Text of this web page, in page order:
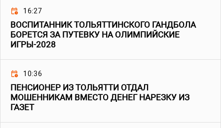
16:27
ВОСПИТАННИК ТОЛЬЯТТИНСКОГО ГАНДБОЛА
БОРЕТСЯ ЗА ПУТЕВКУ НА ОЛИМПИЙСКИЕ
ИГРЫ-2028
10:36
ПЕНСИОНЕР ИЗ ТОЛЬЯТТИ ОТДАЛ
МОШЕННИКАМ ВМЕСТО ДЕНЕГ НАРЕЗКУ ИЗ
ГАЗЕТ